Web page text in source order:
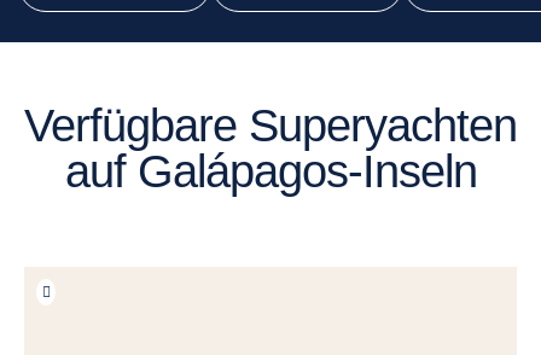
Verfügbare Superyachten
auf Galápagos-Inseln